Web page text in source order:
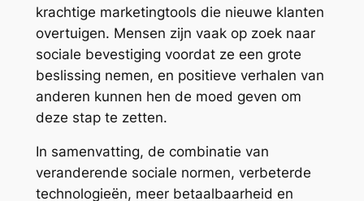
krachtige marketingtools die nieuwe klanten
overtuigen. Mensen zijn vaak op zoek naar
sociale bevestiging voordat ze een grote
beslissing nemen, en positieve verhalen van
anderen kunnen hen de moed geven om
deze stap te zetten.
In samenvatting, de combinatie van
veranderende sociale normen, verbeterde
technologieën, meer betaalbaarheid en